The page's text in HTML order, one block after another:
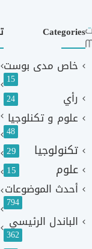
Categories
خاص مدى بوست
15
رأي 24
علوم و تكنلوجيا
48
تكنولوجيا 29
علوم 15
أحدث الموضوعات
794
الباندل الرئيسي
362